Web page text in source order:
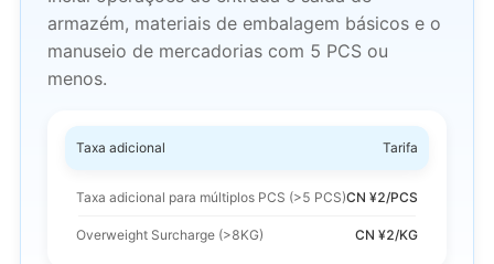
armazém, materiais de embalagem básicos e o
manuseio de mercadorias com 5 PCS ou
menos.
Taxa adicional Tarifa
Taxa adicional para múltiplos PCS (>5 PCS)CN ¥2/PCS
Overweight Surcharge (>8KG) CN ¥2/KG